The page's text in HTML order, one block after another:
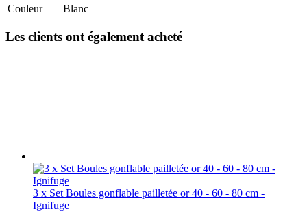
Couleur
Blanc
Les clients ont également acheté
3 x Set Boules gonflable pailletée or 40 - 60 - 80 cm -
Ignifuge